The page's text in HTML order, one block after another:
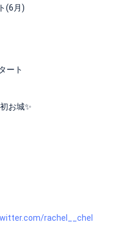
(6月)
ート
お城✨
rachel__chel